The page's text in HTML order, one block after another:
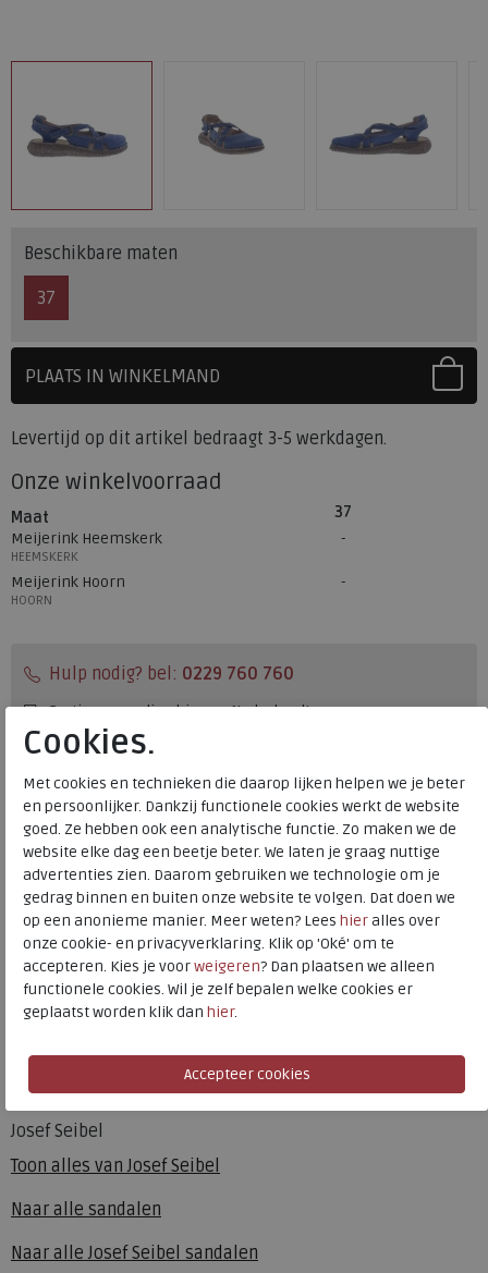
Josef Seibel
Toon alles vanJosef Seibel
Naar alle sandalen
Naar alleJosef Seibel sandalen
Beschikbare maten
37
PLAATS IN WINKELMAND
SELECTEER EERST UW MAAT
Levertijd op dit artikel bedraagt 3-5 werkdagen.
Onze winkelvoorraad
Maat
37
Meijerink Heemskerk
HEEMSKERK
Meijerink Hoorn
HOORN
Hulp nodig? bel: 0229 760 760
Gratis verzending binnen Nederland*
Voor 14:00 uur besteld = dezelfde werkdag verzonden*
Altijd retourneren, binnen 1 werkdag terugbetaald
Merk
Josef Seibel
Fabrikantcode
95210.616.530
Bestelcode
210.65.000003
Kleur
Ocean
Materiaal
Nubuck
Uitneembaar voetbed
nee
Hakhoogte
2.00 cm
Cookies.
Met cookies en technieken die daarop lijken helpen we je beter
en persoonlijker. Dankzij functionele cookies werkt de website
goed. Ze hebben ook een analytische functie. Zo maken we de
website elke dag een beetje beter. We laten je graag nuttige
advertenties zien. Daarom gebruiken we technologie om je
gedrag binnen en buiten onze website te volgen. Dat doen we
op een anonieme manier. Meer weten? Lees hieralles over
onze cookie- en privacyverklaring. Klik op 'Oké' om te
accepteren. Kies je voorweigeren? Dan plaatsen we alleen
functionele cookies. Wil je zelf bepalen welke cookies er
geplaatst worden klik dan hier.